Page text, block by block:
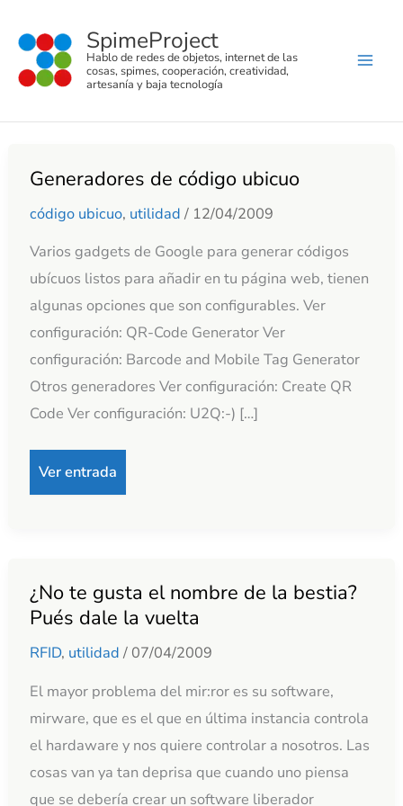
contenido
SpimeProject
Hablo de redes de objetos, internet de las
cosas, spimes, cooperación, creatividad,
artesanía y baja tecnología
Generadores de código ubicuo
código ubicuo, utilidad / 12/04/2009
Varios gadgets de Google para generar códigos
ubícuos listos para añadir en tu página web, tienen
algunas opciones que son configurables. Ver
configuración: QR-Code Generator Ver
configuración: Barcode and Mobile Tag Generator
Otros generadores Ver configuración: Create QR
Code Ver configuración: U2Q:-) […]
Generadores
de
ubicuo
Ver entrada
¿No te gusta el nombre de la bestia?
Pués dale la vuelta
RFID, utilidad / 07/04/2009
El mayor problema del mir:ror es su software,
mirware, que es el que en última instancia controla
el hardaware y nos quiere controlar a nosotros. Las
cosas van ya tan deprisa que cuando uno piensa
que se debería crear un software liberador
¿No
te
gusta
nombre
de
la
bestia?